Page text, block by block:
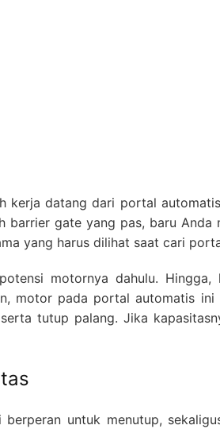
kerja datang dari portal
barrier gate yang pas, baru
yang harus dilihat saat cari
motornya dahulu.
motor pada portal automatis
tutup palang. Jika
untuk menutup,